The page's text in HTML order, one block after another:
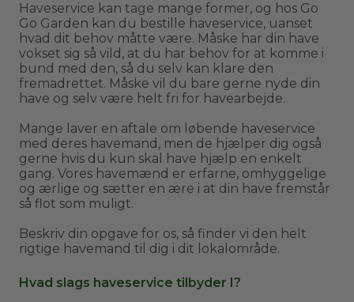
Haveservice kan tage mange former, og hos Go
Go Garden kan du bestille haveservice, uanset
hvad dit behov måtte være. Måske har din have
vokset sig så vild, at du har behov for at komme i
bund med den, så du selv kan klare den
fremadrettet. Måske vil du bare gerne nyde din
have og selv være helt fri for havearbejde.
Mange laver en aftale om løbende haveservice
med deres havemand, men de hjælper dig også
gerne hvis du kun skal have hjælp en enkelt
gang. Vores havemænd er erfarne, omhyggelige
og ærlige og sætter en ære i at din have fremstår
så flot som muligt.
Beskriv din opgave for os, så finder vi den helt
rigtige havemand til dig i dit lokalområde.
Hvad slags haveservice tilbyder I?